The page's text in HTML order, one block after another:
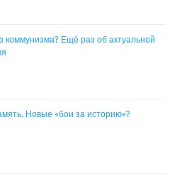
коммунизма? Ещё раз об актуальной
Новые «бои за историю»?